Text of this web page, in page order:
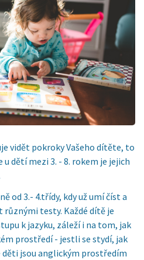
vidět pokroky Vašeho dítěte, to
dětí mezi 3. - 8. rokem je jejich
od 3.- 4.třídy, kdy už umí číst a
různými testy. Každé dítě je
k jazyku, záleží i na tom, jak
prostředí - jestli se stydí, jak
děti jsou anglickým prostředím